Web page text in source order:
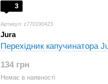
3
Артикул: z770190423
Jura
Перехідник капучинатора
134 грн
Немає в наявності